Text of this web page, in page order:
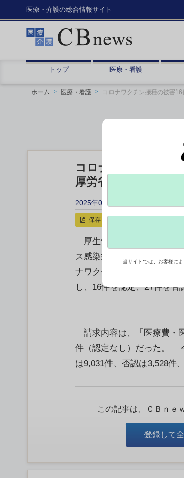
医療・介護の総合情報サイト
トップ 医療・看護
ホーム 医療・看護 コロナワクチン接種の被害16
コロナワクチン接種
厚労省の予防接種審
2025年03月26日 10:45
保存
厚生労働省は、疾病・障
ス感染症予防接種健康被害
ナワクチンを接種した43件
し、16件を認定、27件を否
請求内容は、「医療費・
件（認定なし）だった。
は9,031件、否認は3,528件
この記事は、ＣＢｎｅ
登録して
当サイトでは、お客様に